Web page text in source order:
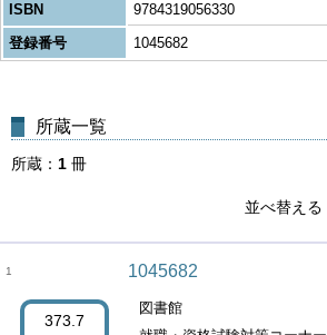
ISBN
9784319056330
登録番号
1045682
所蔵一覧
所蔵 1 冊
並べ替える
1
373.7
1045682
図書館